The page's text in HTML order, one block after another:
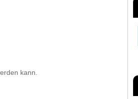
kann.